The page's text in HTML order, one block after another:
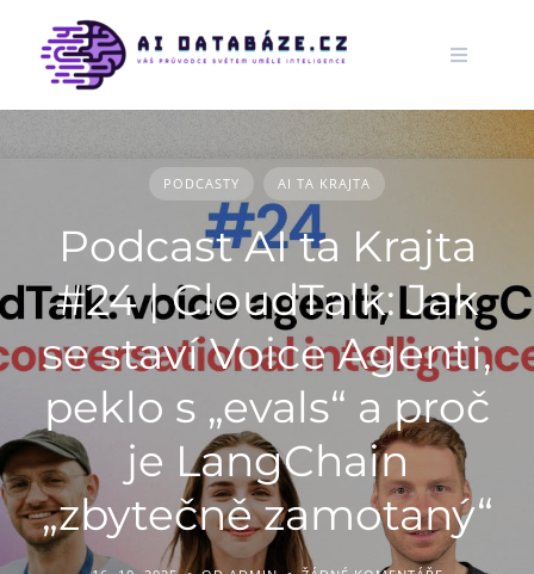
content
PODCASTY AI TA KRAJTA
Podcast AI ta Krajta
#24 | CloudTalk: Jak
se staví Voice Agenti,
peklo s „evals“ a proč
je LangChain
„zbytečně zamotaný“